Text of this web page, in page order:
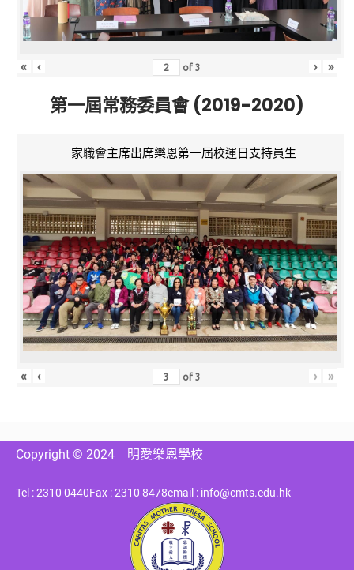
« ‹ of3 › »
第一屆常務委員會 (2019-2020)
家職會主席出席樂恩第一屆校運日支持員生
« ‹ of3 › »
Copyright © 2024 明愛樂恩學校
Tel : 2310 0440Fax : 2310 8478email : info@cmts.edu.hk